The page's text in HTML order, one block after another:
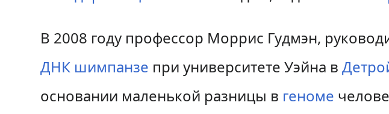
В 2008 году профессор Моррис Гудмэн,
ДНК шимпанзе при университете Уэйна в
основании маленькой разницы в геноме